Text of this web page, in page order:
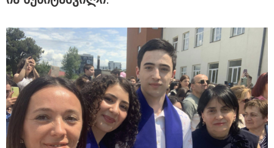
ჯორჯინა დაქორწინდებიან
(ფოტოები)